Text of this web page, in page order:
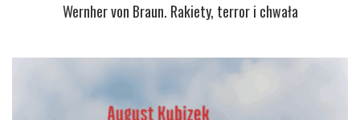
Wernher von Braun. Rakiety, terror i chwała